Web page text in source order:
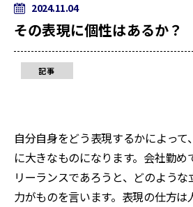
2024.11.04
その表現に個性はあるか？
記事
自分自身をどう表現するかによっ
に大きなものになります。会社勤
リーランスであろうと、どのよう
力がものを言います。表現の仕方は